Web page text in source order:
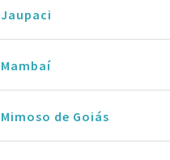
Jaupaci
Mambaí
Mimoso de Goiás